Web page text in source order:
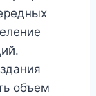
объем